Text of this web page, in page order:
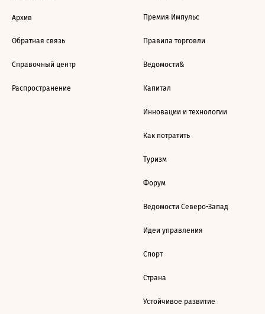
Архив
Обратная связь
Справочный центр
Распространение
Премия Импульс
Правила торговли
Ведомости&
Капитал
Инновации и технологии
Как потратить
Туризм
Форум
Ведомости Северо-Запад
Идеи управления
Спорт
Страна
Устойчивое развитие